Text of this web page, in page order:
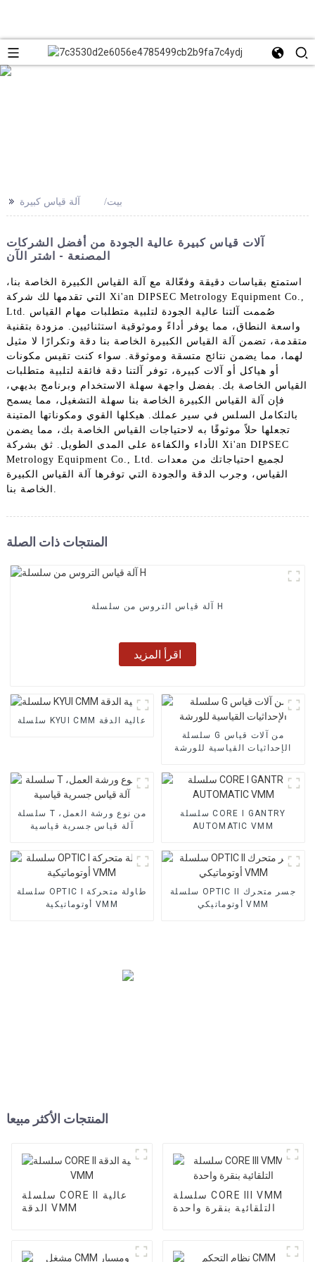
>> بيت آلة قياس كبيرة
آلات قياس كبيرة عالية الجودة من أفضل الشركات
المصنعة - اشتر الآن
استمتع بقياسات دقيقة وفعّالة مع آلة القياس الكبيرة الخاصة بنا،
التي تقدمها لك شركة Xi'an DIPSEC Metrology Equipment Co.,
Ltd. صُممت آلتنا عالية الجودة لتلبية متطلبات مهام القياس
واسعة النطاق، مما يوفر أداءً وموثوقية استثنائيين. مزودة بتقنية
متقدمة، تضمن آلة القياس الكبيرة الخاصة بنا دقة وتكرارًا لا مثيل
لهما، مما يضمن نتائج متسقة وموثوقة. سواء كنت تقيس مكونات
أو هياكل أو آلات كبيرة، توفر آلتنا دقة فائقة لتلبية متطلبات
القياس الخاصة بك. بفضل واجهة سهلة الاستخدام وبرنامج بديهي،
فإن آلة القياس الكبيرة الخاصة بنا سهلة التشغيل، مما يسمح
بالتكامل السلس في سير عملك. هيكلها القوي ومكوناتها المتينة
تجعلها حلاً موثوقًا به لاحتياجات القياس الخاصة بك، مما يضمن
الأداء والكفاءة على المدى الطويل. ثق بشركة Xi'an DIPSEC
Metrology Equipment Co., Ltd. لجميع احتياجاتك من معدات
القياس، وجرب الدقة والجودة التي توفرها آلة القياس الكبيرة
المنتجات ذات الصلة
آلة قياس التروس من سلسلة H
اقرأ المزيد
سلسلة KYUI CMM عالية الدقة
سلسلة G من آلات قياس
الإحداثيات القياسية للورشة
سلسلة T من نوع ورشة العمل،
آلة قياس جسرية قياسية
سلسلة CORE I GANTRY
AUTOMATIC VMM
سلسلة OPTIC I طاولة متحركة
أوتوماتيكية VMM
سلسلة OPTIC II جسر متحرك
أوتوماتيكي VMM
المنتجات الأكثر مبيعا
سلسلة CORE II عالية
الدقة VMM
سلسلة CORE III VMM
التلقائية بنقرة واحدة